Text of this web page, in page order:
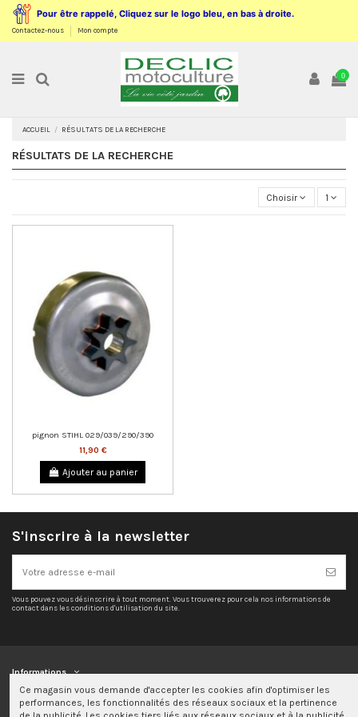
Pour être rappelé, Cliquez sur le logo bleu, en bas à droite.
Contactez-nous Mon compte
0
ACCUEIL RÉSULTATS DE LA RECHERCHE
RÉSULTATS DE LA RECHERCHE
Choisir 1
pignon STIHL 029/039/290/390
11,90 €
Ajouter au panier
S'inscrire à la newsletter
Vous pouvez vous désinscrire à tout moment. Vous trouverez pour cela nos informations de
contact dans les conditions d'utilisation du site.
Informations
Mon compte
Ce magasin vous demande d'accepter les cookies afin d'optimiser les
performances, les fonctionnalités des réseaux sociaux et la pertinence